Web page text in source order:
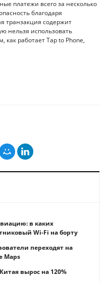
платежи всего за несколько
благодаря
транзакция содержит
нельзя использовать
работает Tap to Phone,
Sachs на рекордные $350
стать созаемщиком. Стоит ли
в каких
Wi-Fi на борту
переходят на
Maps
вырос на 120%